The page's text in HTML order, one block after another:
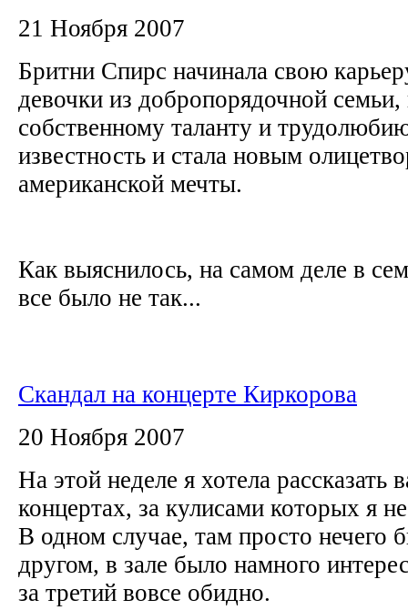
21 Ноября 2007
Бритни Спирс начинала свою
девочки из добропорядочной семьи,
собственному таланту и
известность и стала новым
американской мечты.
Как выяснилось, на самом деле в
все было не так...
Скандал на концерте Киркорова
20 Ноября 2007
На этой неделе я хотела рассказать
концертах, за кулисами которых я
В одном случае, там просто нечего
другом, в зале было намного
за третий вовсе обидно.